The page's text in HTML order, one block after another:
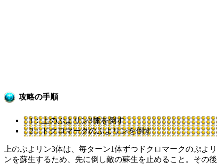
攻略の手順
1：上のぷよリン3体を倒す
2：ドクロマークのぷよリンを倒す
上のぷよリン3体は、毎ターン1体ずつドクロマークのぷよリ
ンを蘇生するため、先に倒し敵の蘇生を止めること。その後